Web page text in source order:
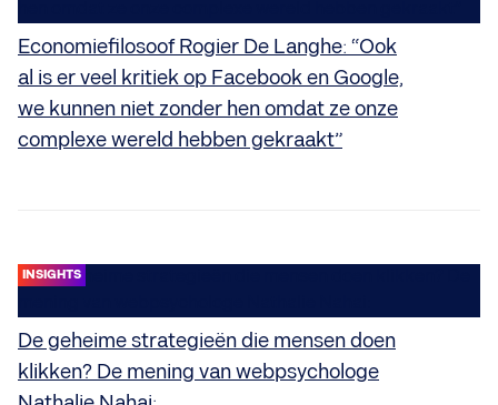
Economiefilosoof Rogier De Langhe: “Ook
al is er veel kritiek op Facebook en Google,
we kunnen niet zonder hen omdat ze onze
complexe wereld hebben gekraakt”
INSIGHTS
De geheime strategieën die mensen doen
klikken? De mening van webpsychologe